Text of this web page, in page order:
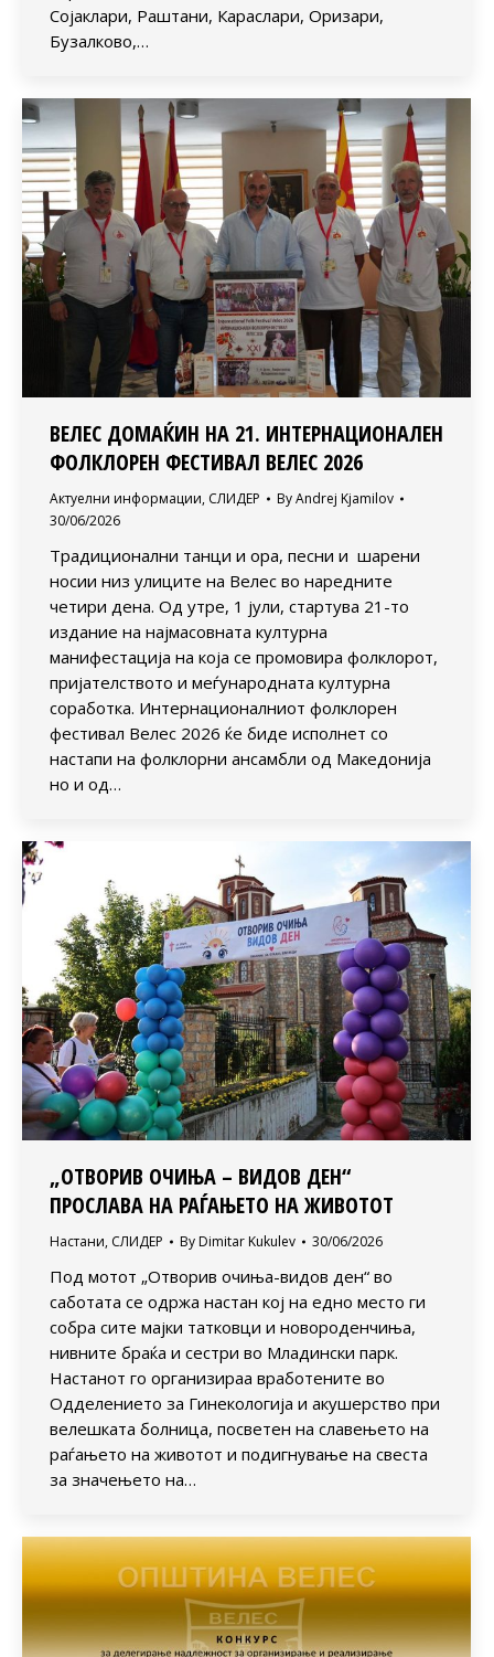
Сојаклари, Раштани, Караслари, Оризари,
Бузалково,…
ВЕЛЕС ДОМАЌИН НА 21. ИНТЕРНАЦИОНАЛЕН
ФОЛКЛОРЕН ФЕСТИВАЛ ВЕЛЕС 2026
Актуелни информации, СЛИДЕР ByAndrej Kjamilov
30/06/2026
Традиционални танци и ора, песни и шарени
носии низ улиците на Велес во наредните
четири дена. Од утре, 1 јули, стартува 21-то
издание на најмасовната културна
манифестација на која се промовира фолклорот,
пријателството и меѓународната културна
соработка. Интернационалниот фолклорен
фестивал Велес 2026 ќе биде исполнет со
настапи на фолклорни ансамбли од Македонија
но и од…
„ОТВОРИВ ОЧИЊА – ВИДОВ ДЕН“
ПРОСЛАВА НА РАЃАЊЕТО НА ЖИВОТОТ
Настани, СЛИДЕР By Dimitar Kukulev 30/06/2026
Под мотот „Отворив очиња-видов ден“ во
саботата се одржа настан кој на едно место ги
собра сите мајки татковци и новороденчиња,
нивните браќа и сестри во Младински парк.
Настанот го организираа вработените во
Одделението за Гинекологија и акушерство при
велешката болница, посветен на славењето на
раѓањето на животот и подигнување на свеста
за значењето на…